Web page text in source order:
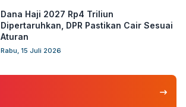
Dana Haji 2027 Rp4 Triliun
Dipertaruhkan, DPR Pastikan Cair Sesuai
Aturan
Rabu, 15 Juli 2026